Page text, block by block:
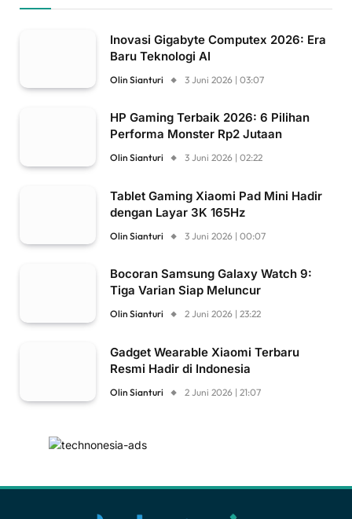
Inovasi Gigabyte Computex 2026: Era
Baru Teknologi AI
Olin Sianturi 3 Juni 2026 | 03:07
HP Gaming Terbaik 2026: 6 Pilihan
Performa Monster Rp2 Jutaan
Olin Sianturi 3 Juni 2026 | 02:22
Tablet Gaming Xiaomi Pad Mini Hadir
dengan Layar 3K 165Hz
Olin Sianturi 3 Juni 2026 | 00:07
Bocoran Samsung Galaxy Watch 9:
Tiga Varian Siap Meluncur
Olin Sianturi 2 Juni 2026 | 23:22
Gadget Wearable Xiaomi Terbaru
Resmi Hadir di Indonesia
Olin Sianturi 2 Juni 2026 | 21:07